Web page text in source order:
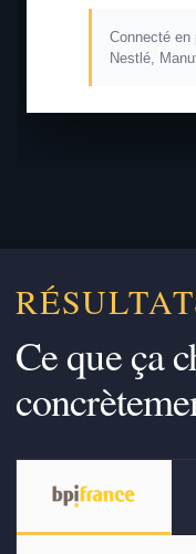
Connecté en
Nestlé,
Ce que ça